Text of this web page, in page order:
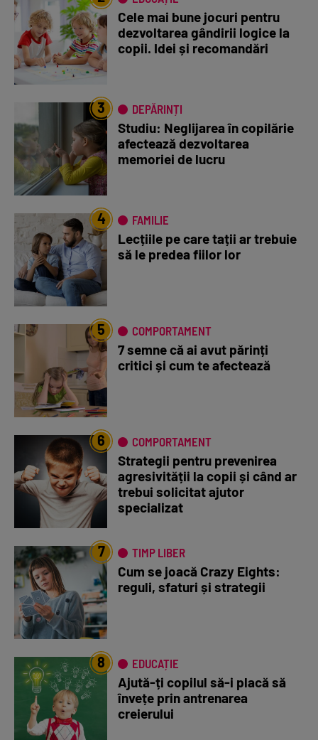
Cele mai bune jocuri pentru
dezvoltarea gândirii logice la
copii. Idei și recomandări
3 DEPĂRINȚI
Studiu: Neglijarea în copilărie
afectează dezvoltarea
memoriei de lucru
4 FAMILIE
Lecțiile pe care tații ar trebuie
să le predea fiilor lor
5 COMPORTAMENT
7 semne că ai avut părinți
critici și cum te afectează
6 COMPORTAMENT
Strategii pentru prevenirea
agresivității la copii și când ar
trebui solicitat ajutor
specializat
7 TIMP LIBER
Cum se joacă Crazy Eights:
reguli, sfaturi și strategii
8 EDUCAȚIE
Ajută-ți copilul să-i placă să
învețe prin antrenarea
creierului